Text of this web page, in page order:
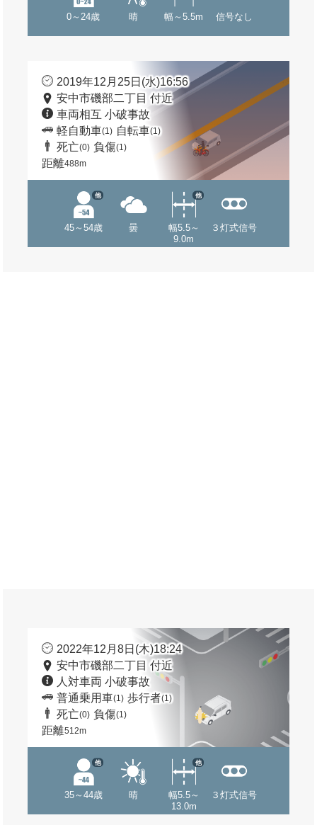
0～24歳 晴 幅～5.5m 信号なし
2019年12月25日(水)16:56
安中市磯部二丁目 付近
車両相互 小破事故
軽自動車(1) 自転車(1)
死亡(0) 負傷(1)
距離488m
45～54歳
他
曇
幅5.5～
9.0m
他
３灯式信号
2022年12月8日(木)18:24
安中市磯部二丁目 付近
人対車両 小破事故
普通乗用車(1) 歩行者(1)
死亡(0) 負傷(1)
距離512m
35～44歳
他
晴
幅5.5～
13.0m
他
３灯式信号